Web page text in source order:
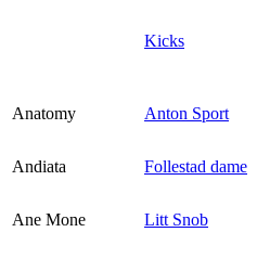
Kicks
Anatomy Anton Sport
Andiata
Follestad dame
Ane Mone Litt Snob